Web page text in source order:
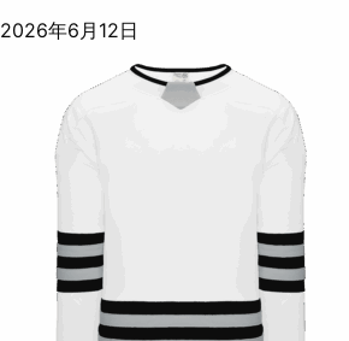
2026年6月12日